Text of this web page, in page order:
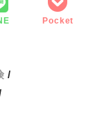
Pocket